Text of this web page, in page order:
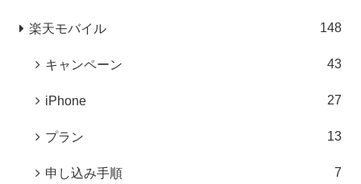
楽天モバイル 148
キャンペーン 43
iPhone 27
プラン 13
申し込み手順 7